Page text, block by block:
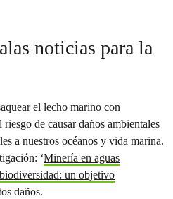
noticias para la
el lecho marino con
de causar daños ambientales
a nuestros océanos y vida marina.
‘Minería en aguas
un objetivo
daños.